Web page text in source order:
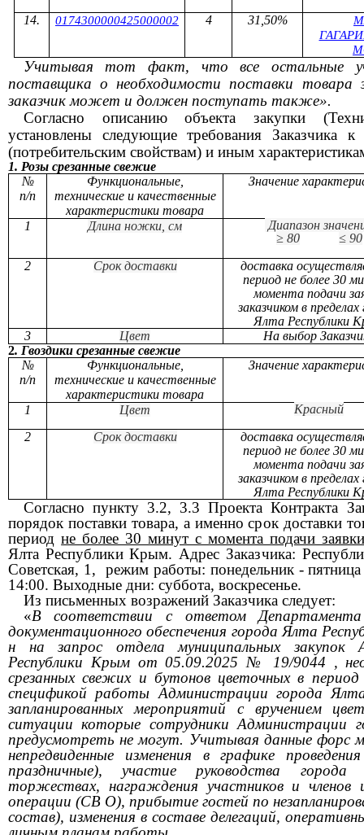
0174300000425000002 4 31,50%
Учитывая тот факт, что все остальные
поставщика о необходимости поставки товара
заказчик может и должен поступать также».
Согласно описанию объекта закупки
установлены следующие требования Заказчика к
(потребительским свойствам) и иным
1. Розы срезанные свежие
№
п/п
Функциональные,
технические и качественные
характеристики товара
Значение
1 Длина ножки, см
Диапазон
≥ 80
≤ 90
2
Срок доставки
доставка
период не более 30
момента подачи
заказчиком в пределах
Ялта Республики
3
Цвет
На выбор
2. Гвоздики срезанные свежие
№
п/п
Функциональные,
технические и качественные
характеристики товара
Значение
1 Цвет
Красный
2
Срок доставки
доставка
период не более 30
момента подачи
заказчиком в пределах
Ялта Республики
Согласно пункту 3.2, 3.3 Проекта Контракта
порядок поставки товара, а именно срок доставки
периодне более 30 минут с момента подачи
Ялта Республики Крым. Адрес Заказчика:
Советская, 1,
режим работы: понедельник -
14:00. Выходные дни: суббота, воскресенье.
Из письменных возражений Заказчика следует:
«В соответствии с ответом
документационного обеспечения города Ялта
н на запрос отдела муниципальных закупок
Республики Крым от 05.09.2025 № 19/9044 ,
срезанных свежих и бутонов цветочных в
спецификой работы Администрации города
запланированных мероприятий с вручением
ситуации которые сотрудники Администрации
предусмотреть не могут. Учитывая данные форс
непредвиденные изменения в графике
праздничные), участие руководства города
торжествах, награждения участников и членов
операции (СВ О), прибытие гостей по
состав), изменения в составе делегаций,